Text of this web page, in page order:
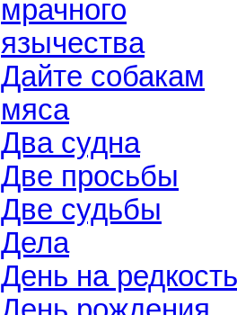
мрачного
язычества
Дайте собакам
мяса
Два судна
Две просьбы
Две судьбы
Дела
День на редкость